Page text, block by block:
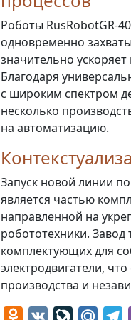
Роботы RusRobotGR-
одновременно
значительно ускоряет
Благодаря
с широким спектром
несколько
на автоматизацию.
Запуск новой линии
является частью
направленной на
робототехники.
комплектующих для
электродвигатели,
производства и
Odnoklassniki
VK LiveJournal